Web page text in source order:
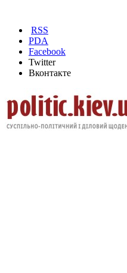
RSS
PDA
Facebook
Twitter
Вконтакте